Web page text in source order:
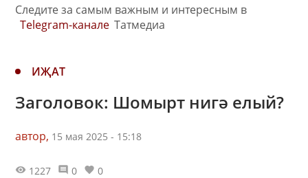
Следите за самым важным и интересным в
Telegram-канале Татмедиа
ИҖАТ
Заголовок: Шомырт нигә елый?
автор, 15 мая 2025 - 15:18
1227 0 0